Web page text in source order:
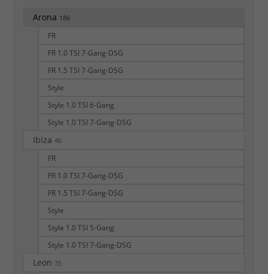
Arona 186
FR
FR 1.0 TSI 7-Gang-DSG
FR 1.5 TSI 7-Gang-DSG
Style
Style 1.0 TSI 6-Gang
Style 1.0 TSI 7-Gang-DSG
Ibiza 46
FR
FR 1.0 TSI 7-Gang-DSG
FR 1.5 TSI 7-Gang-DSG
Style
Style 1.0 TSI 5-Gang
Style 1.0 TSI 7-Gang-DSG
Leon 35